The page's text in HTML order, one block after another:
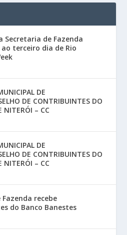
Secretaria de Fazenda
terceiro dia de Rio
DE
DE CONTRIBUINTES DO
NITERÓI – CC
DE
DE CONTRIBUINTES DO
NITERÓI – CC
recebe
do Banco Banestes